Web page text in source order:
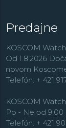
Predajne
KOSCOM
Od 1.8.2026
novom
Telefón: + 421
KOSCOM
Po - Ne od 9:00
Telefón: + 421